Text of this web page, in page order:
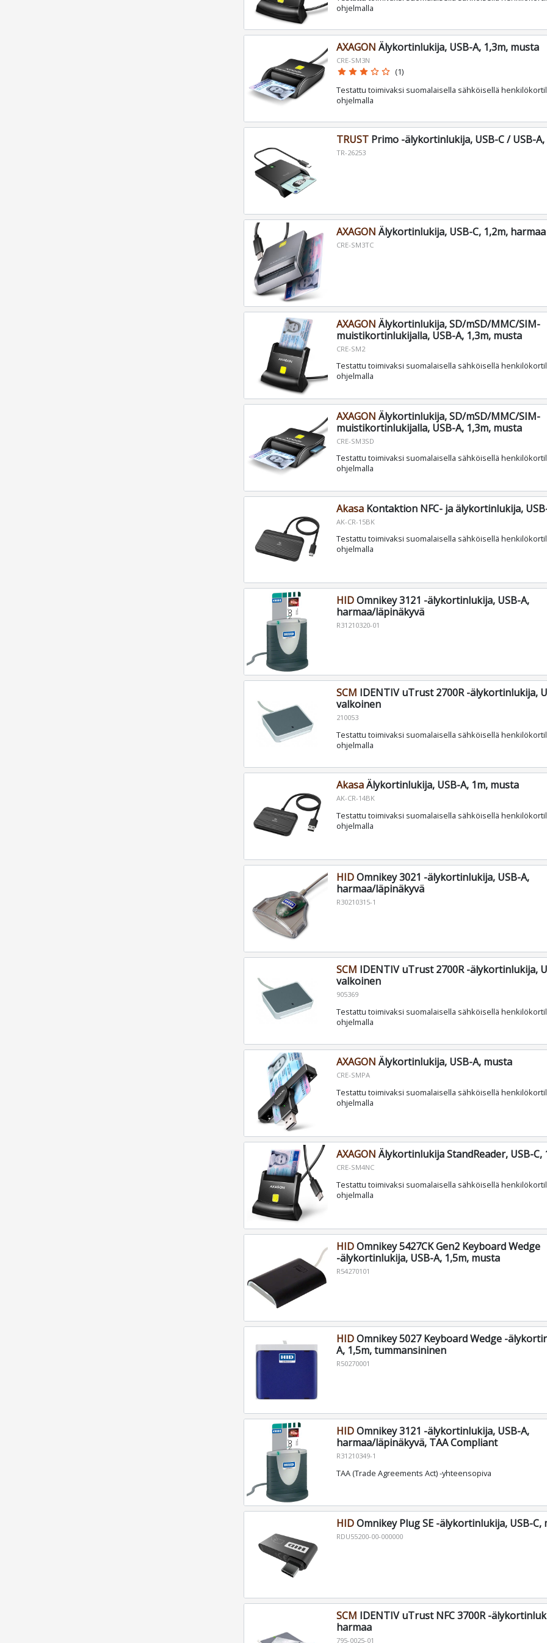
ohjelmalla
AXAGON Älykortinlukija, USB-A, 1,3m, musta
CRE-SM3N
star star star star_border star_border (1)
Testattu toimivaksi suomalaisella sähköisellä
ohjelmalla
TRUSTPrimo -älykortinlukija, USB-C / USB-
TR-26253
AXAGON Älykortinlukija, USB-C, 1,2m, harmaa
CRE-SM3TC
AXAGON Älykortinlukija, SD/mSD/MMC/SIM-
muistikortinlukijalla, USB-A, 1,3m, musta
CRE-SM2
Testattu toimivaksi suomalaisella sähköisellä
ohjelmalla
AXAGON Älykortinlukija, SD/mSD/MMC/SIM-
muistikortinlukijalla, USB-A, 1,3m, musta
CRE-SM3SD
Testattu toimivaksi suomalaisella sähköisellä
ohjelmalla
AkasaKontaktion NFC- ja älykortinlukija,
AK-CR-15BK
Testattu toimivaksi suomalaisella sähköisellä
ohjelmalla
HIDOmnikey 3121 -älykortinlukija, USB-A,
harmaa/läpinäkyvä
R31210320-01
SCM IDENTIV uTrust 2700R -älykortinlukija,
valkoinen
210053
Testattu toimivaksi suomalaisella sähköisellä
ohjelmalla
AkasaÄlykortinlukija, USB-A, 1m, musta
AK-CR-14BK
Testattu toimivaksi suomalaisella sähköisellä
ohjelmalla
HIDOmnikey 3021 -älykortinlukija, USB-A,
harmaa/läpinäkyvä
R30210315-1
SCM IDENTIV uTrust 2700R -älykortinlukija,
valkoinen
905369
Testattu toimivaksi suomalaisella sähköisellä
ohjelmalla
AXAGON Älykortinlukija, USB-A, musta
CRE-SMPA
Testattu toimivaksi suomalaisella sähköisellä
ohjelmalla
AXAGON Älykortinlukija StandReader, USB-C,
CRE-SM4NC
Testattu toimivaksi suomalaisella sähköisellä
ohjelmalla
HIDOmnikey 5427CK Gen2 Keyboard Wedge
-älykortinlukija, USB-A, 1,5m, musta
R54270101
HIDOmnikey 5027 Keyboard Wedge -
A, 1,5m, tummansininen
R50270001
HIDOmnikey 3121 -älykortinlukija, USB-A,
harmaa/läpinäkyvä, TAA Compliant
R31210349-1
TAA (Trade Agreements Act) -yhteensopiva
HIDOmnikey Plug SE -älykortinlukija, USB-C,
RDU55200-00-000000
SCM IDENTIV uTrust NFC 3700R -
harmaa
795-0025-01